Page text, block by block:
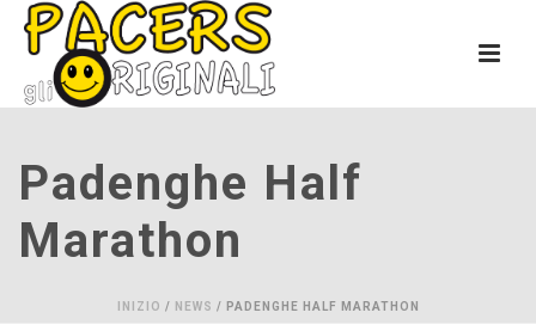
Padenghe Half
Marathon
INIZIO / NEWS / PADENGHE HALF MARATHON